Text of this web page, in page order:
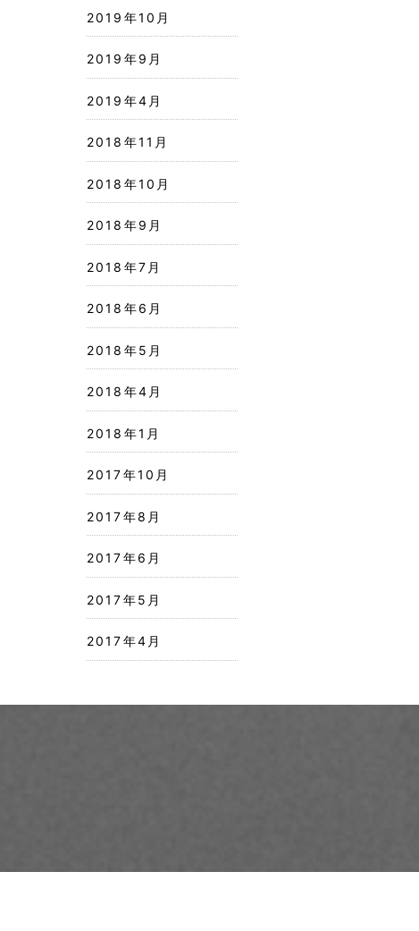
2019年10月
2019年9月
2019年4月
2018年11月
2018年10月
2018年9月
2018年7月
2018年6月
2018年5月
2018年4月
2018年1月
2017年10月
2017年8月
2017年6月
2017年5月
2017年4月